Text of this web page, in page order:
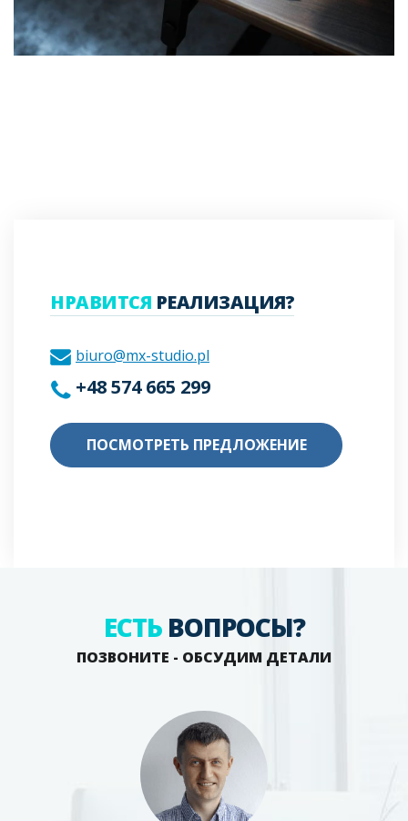
НРАВИТСЯ РЕАЛИЗАЦИЯ?
biuro@mx-studio.pl
+48 574 665 299
ПОСМОТРЕТЬ ПРЕДЛОЖЕНИЕ
ЕСТЬ ВОПРОСЫ?
ПОЗВОНИТЕ - ОБСУДИМ ДЕТАЛИ